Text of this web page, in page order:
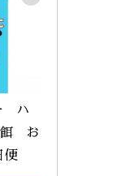
　ハ
　お
便